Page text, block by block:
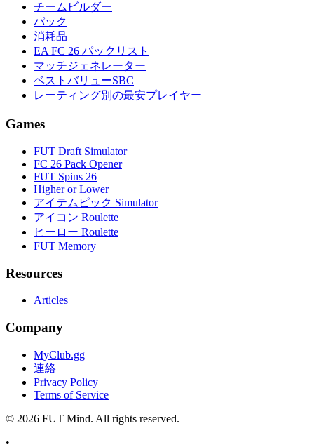
チームビルダー
パック
消耗品
EA FC 26 パックリスト
マッチジェネレーター
ベストバリューSBC
レーティング別の最安プレイヤー
Games
FUT Draft Simulator
FC 26 Pack Opener
FUT Spins 26
Higher or Lower
アイテムピック Simulator
アイコン Roulette
ヒーロー Roulette
FUT Memory
Resources
Articles
Company
MyClub.gg
連絡
Privacy Policy
Terms of Service
© 2026 FUT Mind. All rights reserved.
•